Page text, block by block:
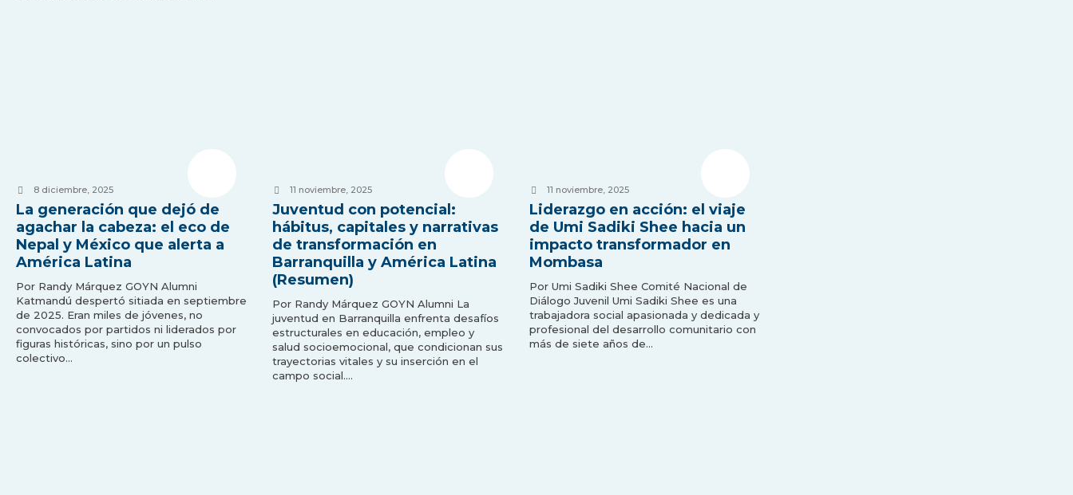
8 diciembre, 2025
La generación que dejó de
agachar la cabeza: el eco de
Nepal y México que alerta a
América Latina
Por Randy Márquez GOYN Alumni
Katmandú despertó sitiada en septiembre
de 2025. Eran miles de jóvenes, no
convocados por partidos ni liderados por
figuras históricas, sino por un pulso
colectivo…
11 noviembre, 2025
Juventud con potencial:
hábitus, capitales y narrativas
de transformación en
Barranquilla y América Latina
(Resumen)
Por Randy Márquez GOYN Alumni La
juventud en Barranquilla enfrenta desafíos
estructurales en educación, empleo y
salud socioemocional, que condicionan sus
trayectorias vitales y su inserción en el
campo social….
11 noviembre, 2025
Liderazgo en acción: el viaje
de Umi Sadiki Shee hacia un
impacto transformador en
Mombasa
Por Umi Sadiki Shee Comité Nacional de
Diálogo Juvenil Umi Sadiki Shee es una
trabajadora social apasionada y dedicada y
profesional del desarrollo comunitario con
más de siete años de…